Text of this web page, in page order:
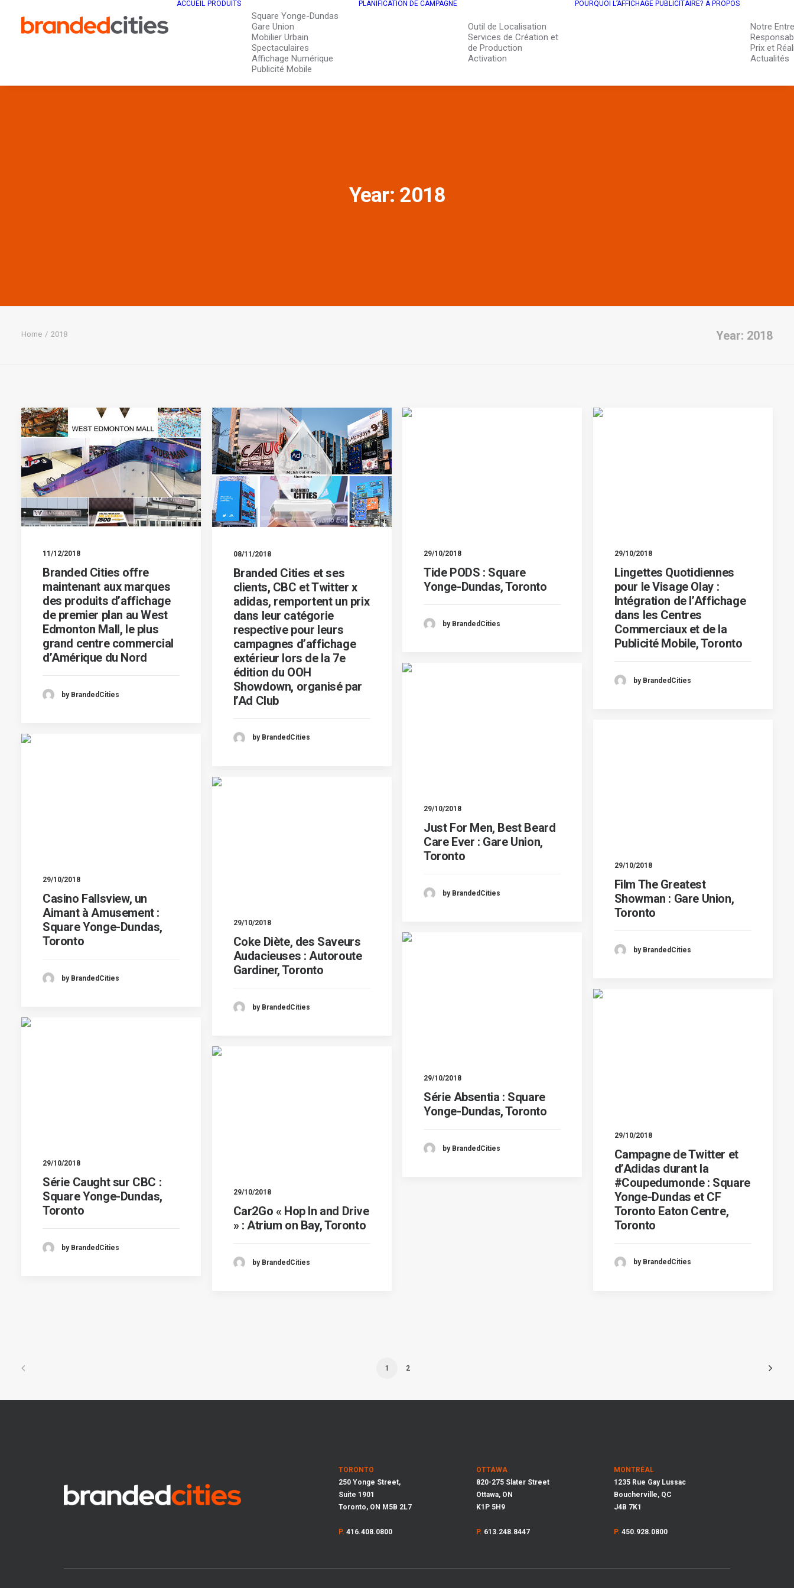
ACCUEIL PRODUITS
Square Yonge-Dundas
Gare Union
Mobilier Urbain
Spectaculaires
Affichage Numérique
Publicité Mobile
PLANIFICATION DE CAMPAGNE
Outil de Localisation
Services de Création et
de Production
Activation
POURQUOI L’AFFICHAGE PUBLICITAIRE? À PROPOS
Notre
Prix et
Actualités
Year: 2018
Year: 2018
Home 2018
11/12/2018
Branded Cities offre
maintenant aux marques
des produits d’affichage
de premier plan au West
Edmonton Mall, le plus
grand centre commercial
d’Amérique du Nord
by BrandedCities
08/11/2018
Branded Cities et ses
clients, CBC et Twitter x
adidas, remportent un prix
dans leur catégorie
respective pour leurs
campagnes d’affichage
extérieur lors de la 7e
édition du OOH
Showdown, organisé par
l’Ad Club
by BrandedCities
29/10/2018
Tide PODS : Square
Yonge-Dundas, Toronto
by BrandedCities
29/10/2018
Lingettes Quotidiennes
pour le Visage Olay :
Intégration de l’Affichage
dans les Centres
Commerciaux et de la
Publicité Mobile, Toronto
by BrandedCities
29/10/2018
Just For Men, Best Beard
Care Ever : Gare Union,
Toronto
by BrandedCities
29/10/2018
Film The Greatest
Showman : Gare Union,
Toronto
by BrandedCities
29/10/2018
Casino Fallsview, un
Aimant à Amusement :
Square Yonge-Dundas,
Toronto
by BrandedCities
29/10/2018
Coke Diète, des Saveurs
Audacieuses : Autoroute
Gardiner, Toronto
by BrandedCities
29/10/2018
Série Absentia : Square
Yonge-Dundas, Toronto
by BrandedCities
29/10/2018
Campagne de Twitter et
d’Adidas durant la
#Coupedumonde : Square
Yonge-Dundas et CF
Toronto Eaton Centre,
Toronto
by BrandedCities
29/10/2018
Série Caught sur CBC :
Square Yonge-Dundas,
Toronto
by BrandedCities
29/10/2018
Car2Go « Hop In and Drive
» : Atrium on Bay, Toronto
by BrandedCities
1 2
TORONTO
250 Yonge Street,
Suite 1901
Toronto, ON M5B 2L7
P. 416.408.0800
OTTAWA
820-275 Slater Street
Ottawa, ON
K1P 5H9
P. 613.248.8447
MONTRÉAL
1235 Rue Gay Lussac
Boucherville, QC
J4B 7K1
P. 450.928.0800